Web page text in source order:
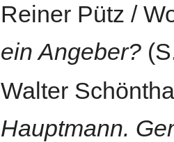
Reiner Pütz /
ein Angeber?
Walter
Hauptmann.